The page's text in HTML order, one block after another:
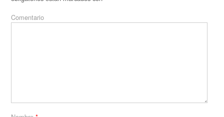
Comentario